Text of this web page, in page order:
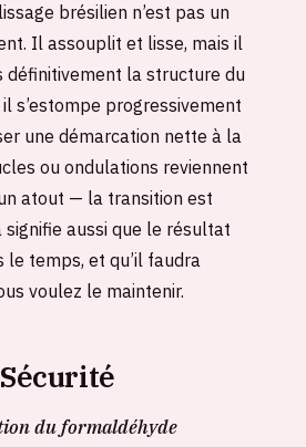
brésilien n’est pas un
Il assouplit et lisse, mais il
définitivement la structure du
s’estompe progressivement
une démarcation nette à la
ou ondulations reviennent
atout — la transition est
aussi que le résultat
le temps, et qu’il faudra
voulez le maintenir.
Sécurité
du formaldéhyde